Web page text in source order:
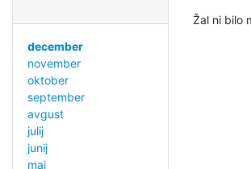
december
november
oktober
september
avgust
julij
junij
maj
Žal ni bilo